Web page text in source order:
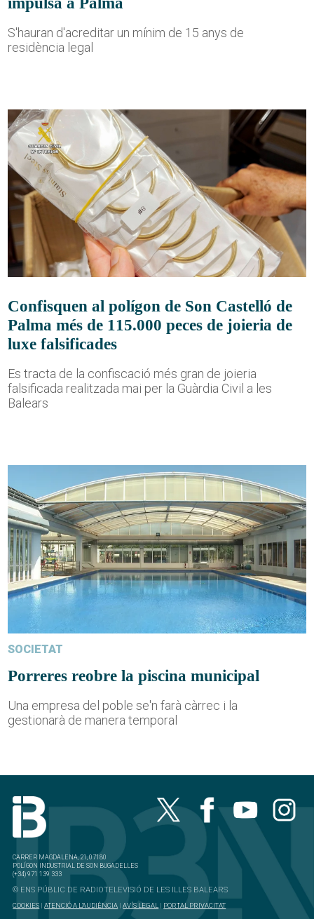
S'hauran d'acreditar un mínim de 15 anys de
residència legal
Confisquen al polígon de Son Castelló de
Palma més de 115.000 peces de joieria de
luxe falsificades
Es tracta de la confiscació més gran de joieria
falsificada realitzada mai per la Guàrdia Civil a les
Balears
SOCIETAT
Porreres reobre la piscina municipal
Una empresa del poble se'n farà càrrec i la
gestionarà de manera temporal
CARRER MAGDALENA, 21, 07180
POLÍGON INDUSTRIAL DE SON BUGADELLES
(+34) 971 139 333
© ENS PÚBLIC DE RADIOTELEVISIÓ DE LES ILLES BALEARS
COOKIES |ATENCIÓ A L'AUDIÈNCIA |AVÍS LEGAL | PORTAL PRIVACITAT